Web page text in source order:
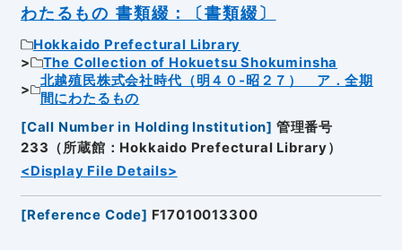
わたるもの 書類綴：〔書類綴〕
Hokkaido Prefectural Library
The Collection of Hokuetsu Shokuminsha
北越殖民株式会社時代（明４０‐昭２７） ア．全期
間にわたるもの
[Call Number in Holding Institution] 管理番号
233（所蔵館：Hokkaido Prefectural Library）
<Display File Details>
[Reference Code] F17010013300